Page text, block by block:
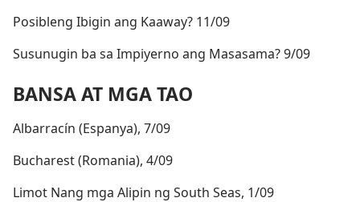
Posibleng Ibigin ang Kaaway? 11/09
Susunugin ba sa Impiyerno ang Masasama? 9/09
BANSA AT MGA TAO
Albarracín (Espanya), 7/09
Bucharest (Romania), 4/09
Limot Nang mga Alipin ng South Seas, 1/09